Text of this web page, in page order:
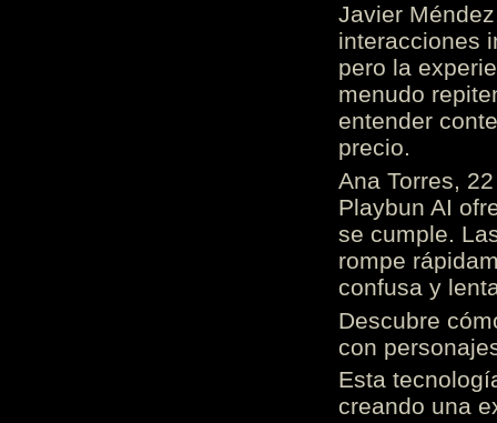
Javier
interacciones
pero la
menudo
entender
precio.
Ana Torres,
Playbun AI
se cumple.
rompe
confusa y
Descubre
con
Esta
creando una